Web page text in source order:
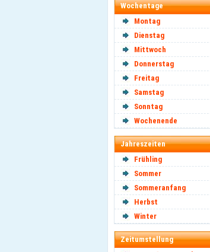
Wochentage
Montag
Dienstag
Mittwoch
Donnerstag
Freitag
Samstag
Sonntag
Wochenende
Jahreszeiten
Frühling
Sommer
Sommeranfang
Herbst
Winter
Zeitumstellung